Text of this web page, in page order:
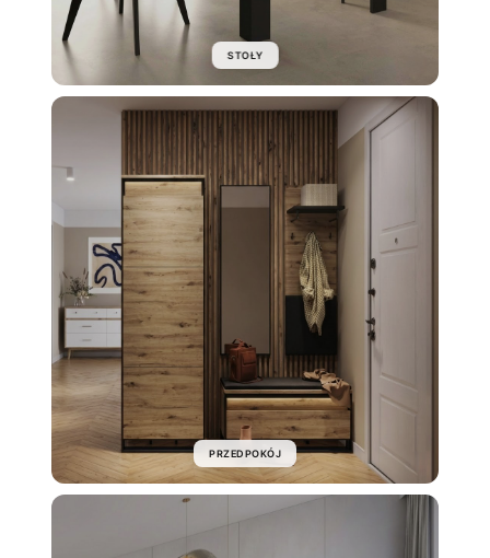
STOŁY
PRZEDPOKÓJ